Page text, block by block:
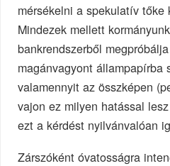
mérsékelni a spekulatív
Mindezek mellett
bankrendszerből
magánvagyont állampapírba
valamennyit az összképen
vajon ez milyen hatással
ezt a kérdést nyilvánvalóan
Zárszóként óvatosságra